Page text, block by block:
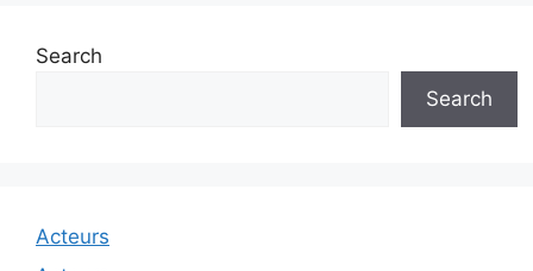
Search
Search
Acteurs